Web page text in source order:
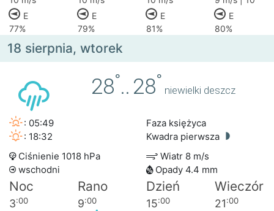
E
E E
E
77%
79% 81% 80%
18 sierpnia, wtorek
28°.. 28°
niewielki deszcz
: 05:49
: 18:32
Faza księżyca
Kwadra pierwsza
Ciśnienie 1018 hPa
Wiatr 8 m/s
wschodni
Opady 4.4 mm
Noc Rano Dzień Wieczór
3:00 9:00 15:00 21:00